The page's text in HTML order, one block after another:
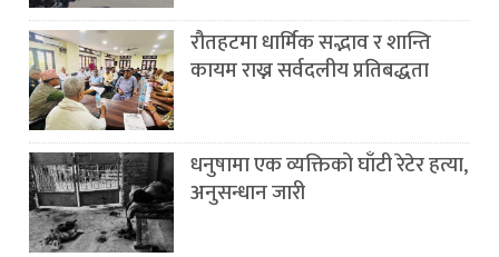
रौतहटमा धार्मिक सद्भाव र शान्ति
कायम राख्न सर्वदलीय प्रतिबद्धता
धनुषामा एक व्यक्तिको घाँटी रेटेर हत्या,
अनुसन्धान जारी